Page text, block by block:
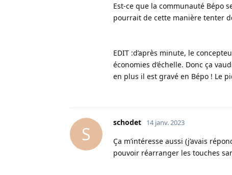
Est-ce que la communauté Bépo
pourrait de cette manière tenter
EDIT :d’après minute, le
économies d’échelle. Donc ça
en plus il est gravé en Bépo ! Le
S
schodet 14 janv. 2023
Ça m’intéresse aussi (j’avais
pouvoir réarranger les touches